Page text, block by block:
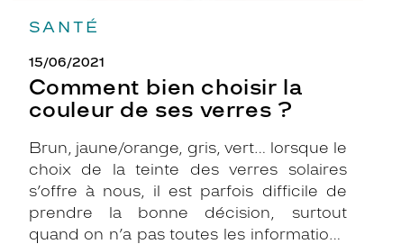
SANTÉ
15/06/2021
Comment bien choisir la
couleur de ses verres ?
Brun, jaune/orange, gris, vert… lorsque le
choix de la teinte des verres solaires
s’offre à nous, il est parfois difficile de
prendre la bonne décision, surtout
quand on n’a pas toutes les informations